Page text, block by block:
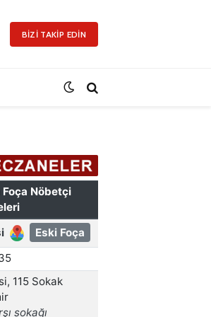
BIZI TAKIP EDIN